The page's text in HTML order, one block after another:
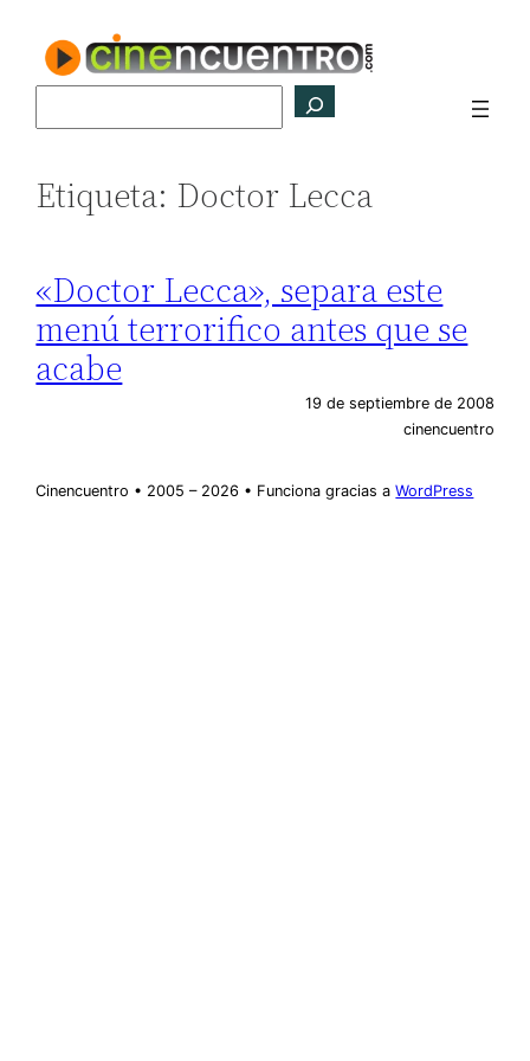
contenido
Etiqueta: Doctor Lecca
«Doctor Lecca», separa este
menú terrorifico antes que se
acabe
19 de septiembre de 2008
cinencuentro
Cinencuentro • 2005 – 2026 • Funciona gracias aWordPress